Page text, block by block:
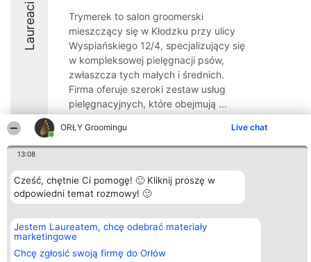
ORŁY Groomingu Live chat
13:08
Cześć, chętnie Ci pomogę! 🙂 Kliknij proszę w
odpowiedni temat rozmowy! 🙂
Jestem Laureatem, chcę odebrać materiały
marketingowe
Chcę zgłosić swoją firmę do Orłów
Laureaci
Trymerek to salon groomerski
mieszczący się w Kłodzku przy ulicy
Wyspiańskiego 12/4, specjalizujący się
w kompleksowej pielęgnacji psów,
zwłaszcza tych małych i średnich.
Firma oferuje szeroki zestaw usług
pielęgnacyjnych, które obejmują ...
9.9
Organizator plebiscytu
Bright Side Solutions sp. z o.
o. sp. k.
Wrocław 50-079
KRS 0000749100 | Regon
381313360 | NIP 8943132676
+48 508 492 400
Plebiscyt
Laureaci
Lista
Laureatów
Zasady
Polityka
Kontakt